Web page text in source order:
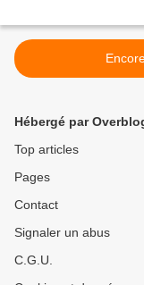
Hébergé par
Top articles
Pages
Contact
Signaler un abus
C.G.U.